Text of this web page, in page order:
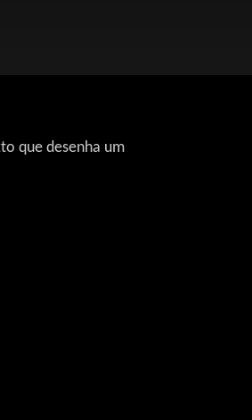
que desenha um